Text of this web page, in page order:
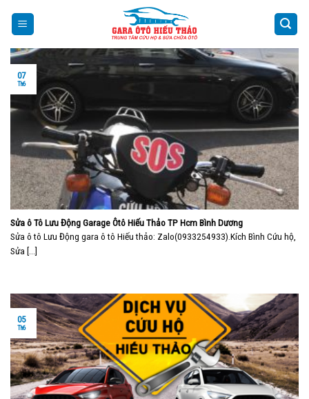
Sửa ô Tô Lưu Động Garage Ôtô Hiếu Thảo TP Hcm Bình Dương
Sửa ô tô Lưu Động gara ô tô Hiếu thảo: Zalo(0933254933).Kích Bình Cứu hộ,
Sửa [...]
07
Th6
05
Th6